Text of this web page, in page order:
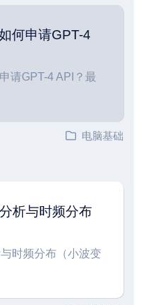
何申请GPT-4
请GPT-4 API？最
电脑基础
析与时频分布
时频分布（小波变